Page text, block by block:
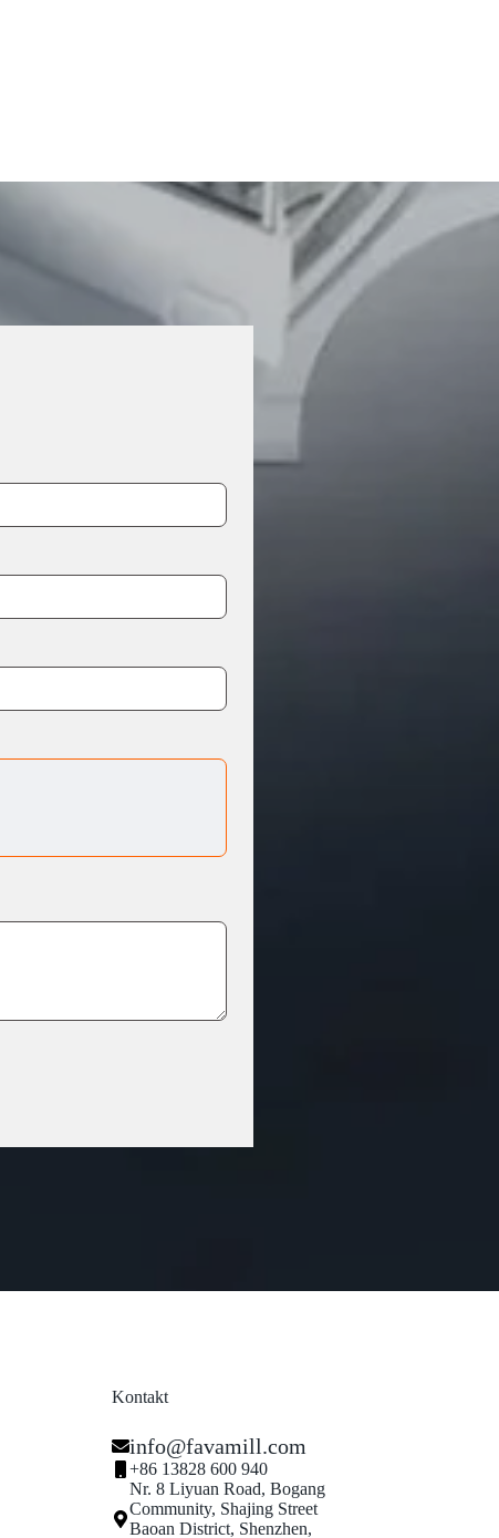
Kontakt
info@favamill.com
+86 13828 600 940
Nr. 8 Liyuan Road, Bogang
Community, Shajing Street
Baoan District, Shenzhen,